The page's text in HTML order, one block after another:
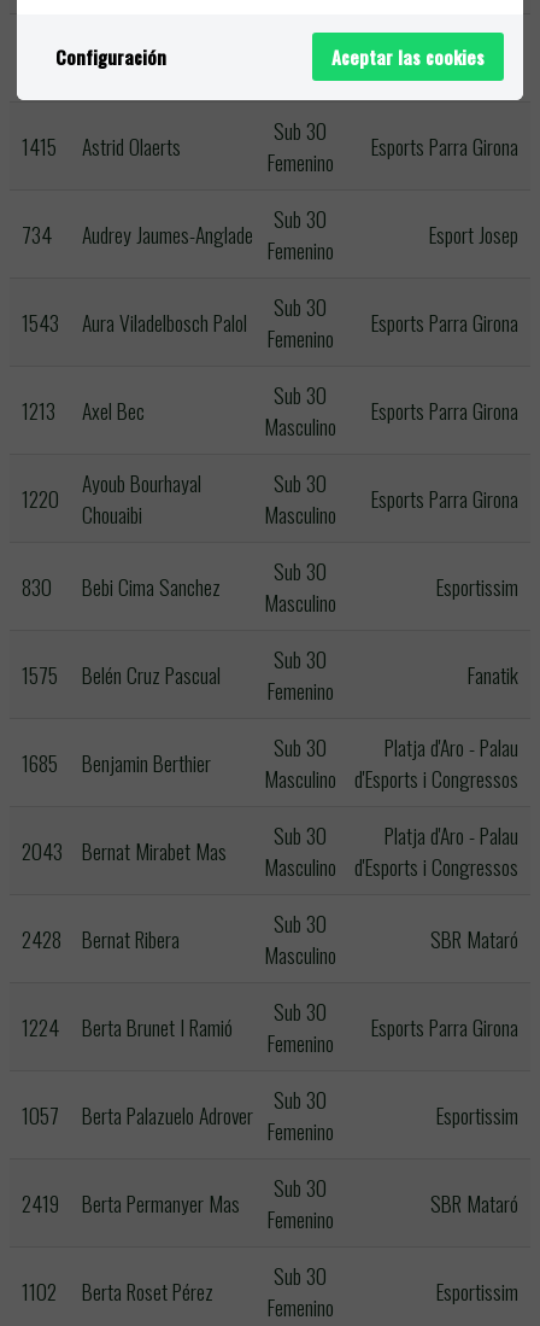
1082
Artur Ramírez
Danckaerts
Sub 30
Masculino
Esportissim
1415 Astrid Olaerts
Sub 30
Femenino
Esports Parra Girona
734 Audrey Jaumes-Anglade
Sub 30
Femenino
Esport Josep
1543 Aura Viladelbosch Palol
Sub 30
Femenino
Esports Parra Girona
1213 Axel Bec
Sub 30
Masculino
Esports Parra Girona
1220
Ayoub Bourhayal
Chouaibi
Sub 30
Masculino
Esports Parra Girona
830 Bebi Cima Sanchez
Sub 30
Masculino
Esportissim
1575 Belén Cruz Pascual
Sub 30
Femenino
Fanatik
1685 Benjamin Berthier
Sub 30
Masculino
Platja d'Aro - Palau
d'Esports i Congressos
2043 Bernat Mirabet Mas
Sub 30
Masculino
Platja d'Aro - Palau
d'Esports i Congressos
2428 Bernat Ribera
Sub 30
Masculino
SBR Mataró
1224 Berta Brunet I Ramió
Sub 30
Femenino
Esports Parra Girona
1057 Berta Palazuelo Adrover
Sub 30
Femenino
Esportissim
2419 Berta Permanyer Mas
Sub 30
Femenino
SBR Mataró
1102 Berta Roset Pérez
Sub 30
Femenino
Esportissim
Configuración Aceptar las cookies